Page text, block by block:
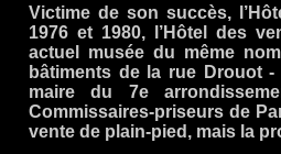
Victime de son succès,
1976 et 1980, l’Hôtel des
actuel musée du même
bâtiments de la rue Drouot
maire du 7e
Commissaires-priseurs de
vente de plain-pied, mais la